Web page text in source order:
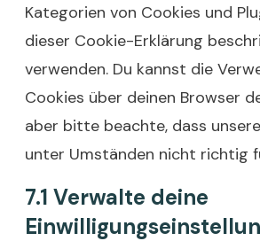
Kategorien von Cookies und
dieser Cookie-Erklärung
verwenden. Du kannst die
Cookies über deinen Browser
aber bitte beachte, dass
unter Umständen nicht richtig
7.1 Verwalte deine